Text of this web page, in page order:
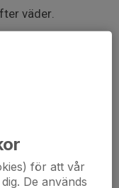
väder.
för att vår
De används